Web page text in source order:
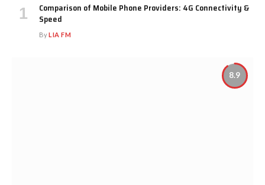
Comparison of Mobile Phone Providers: 4G Connectivity &
Speed
ByLIA FM
8.9